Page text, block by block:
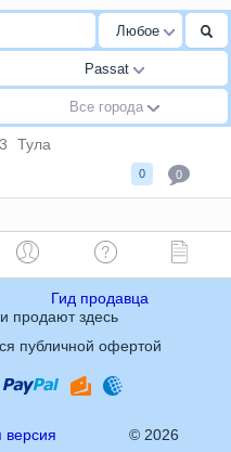
Любое
Passat
Все города
Тула
0 0
Гид продавца
продают здесь
публичной офертой
версия © 2026